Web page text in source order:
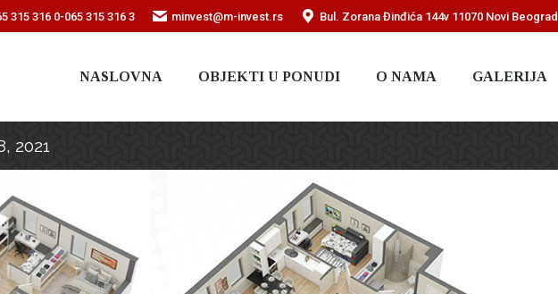
315 316 0-065 315 316 3 minvest@m-invest.rs Bul. Zorana Đinđića 144v 11070 Novi Beograd
NASLOVNA OBJEKTI U PONUDI O NAMA GALERIJA
2021